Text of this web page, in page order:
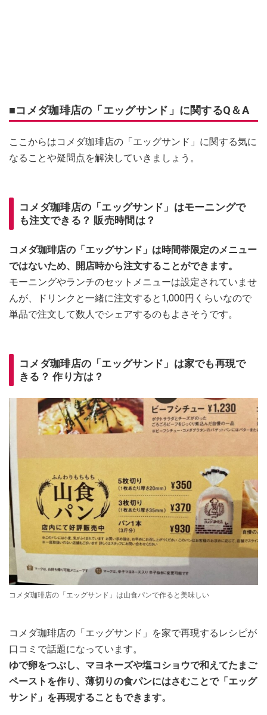
■コメダ珈琲店の「エッグサンド」に関するQ＆A
ここからはコメダ珈琲店の「エッグサンド」に関する気に
なることや疑問点を解決していきましょう。
コメダ珈琲店の「エッグサンド」はモーニングで
も注文できる？ 販売時間は？
コメダ珈琲店の「エッグサンド」は時間帯限定のメニュー
ではないため、開店時から注文することができます。
モーニングやランチのセットメニューは設定されていませ
んが、ドリンクと一緒に注文すると1,000円くらいなので
単品で注文して数人でシェアするのもよさそうです。
コメダ珈琲店の「エッグサンド」は家でも再現で
きる？ 作り方は？
コメダ珈琲店の「エッグサンド」は山食パンで作ると美味しい
コメダ珈琲店の「エッグサンド」を家で再現するレシピが
口コミで話題になっています。
ゆで卵をつぶし、マヨネーズや塩コショウで和えてたまご
ペーストを作り、薄切りの食パンにはさむことで「エッグ
サンド」を再現することもできます。